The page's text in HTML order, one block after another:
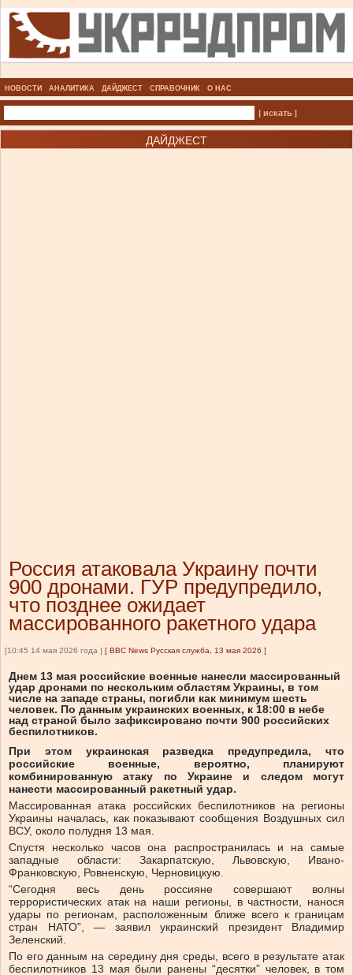
НОВОСТИ АНАЛИТИКА ДАЙДЖЕСТ СПРАВОЧНИК О НАС
| искать |
ДАЙДЖЕСТ
Россия атаковала Украину почти
900 дронами. ГУР предупредило,
что позднее ожидает
массированного ракетного удара
[10:45 14 мая 2026 года ] [ BBC News Русская служба, 13 мая 2026 ]
Днем 13 мая российские военные нанесли массированный
удар дронами по нескольким областям Украины, в том
числе на западе страны, погибли как минимум шесть
человек. По данным украинских военных, к 18:00 в небе
над страной было зафиксировано почти 900 российских
беспилотников.
При этом украинская разведка предупредила, что
российские военные, вероятно, планируют
комбинированную атаку по Украине и следом могут
нанести массированный ракетный удар.
Массированная атака российских беспилотников на регионы
Украины началась, как показывают сообщения Воздушных сил
ВСУ, около полудня 13 мая.
Спустя несколько часов она распространилась и на самые
западные области: Закарпатскую, Львовскую, Ивано-
Франковскую, Ровненскую, Черновицкую.
“Сегодня весь день россияне совершают волны
террористических атак на наши регионы, в частности, нанося
удары по регионам, расположенным ближе всего к границам
стран НАТО”, — заявил украинский президент Владимир
Зеленский.
По его данным на середину дня среды, всего в результате атак
беспилотников 13 мая были ранены “десятки” человек, в том